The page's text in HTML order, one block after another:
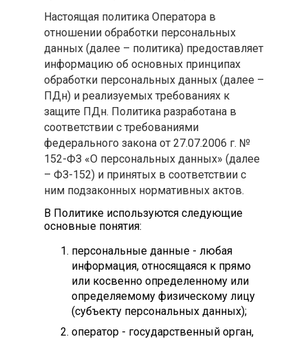
Настоящая политика Оператора в
отношении обработки персональных
данных (далее – политика) предоставляет
информацию об основных принципах
обработки персональных данных (далее –
ПДн) и реализуемых требованиях к
защите ПДн. Политика разработана в
соответствии с требованиями
федерального закона от 27.07.2006 г. №
152-ФЗ «О персональных данных» (далее
– ФЗ-152) и принятых в соответствии с
ним подзаконных нормативных актов.
В Политике используются следующие
основные понятия:
персональные данные - любая
информация, относящаяся к прямо
или косвенно определенному или
определяемому физическому лицу
(субъекту персональных данных);
оператор - государственный орган,